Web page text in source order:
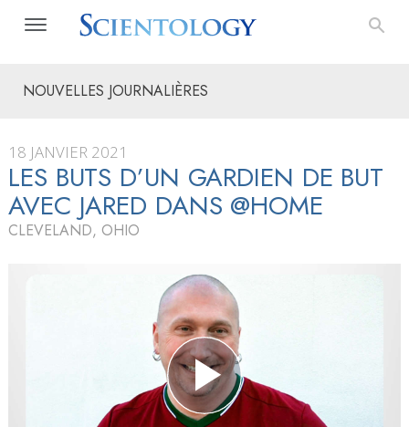
NOUVELLES JOURNALIÈRES
18 JANVIER 2021
LES BUTS D’UN GARDIEN DE BUT
AVEC JARED DANS @HOME
CLEVELAND, OHIO